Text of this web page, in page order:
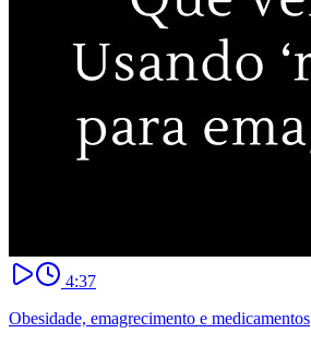
4:37
Obesidade, emagrecimento e medicamentos